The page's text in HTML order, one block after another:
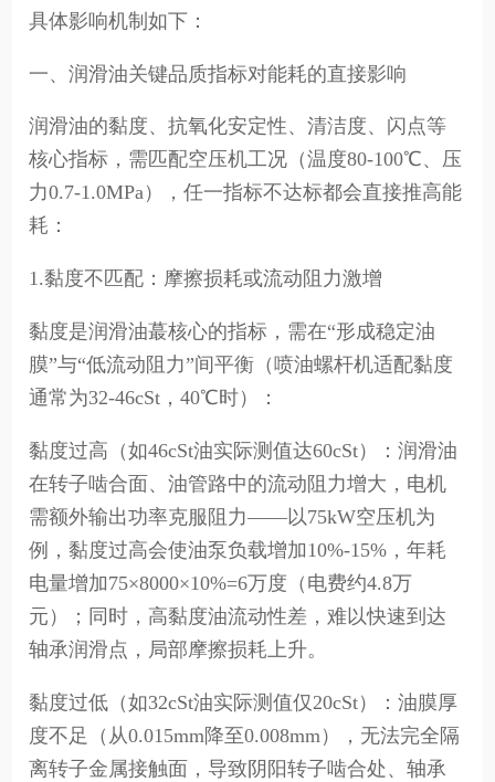
具体影响机制如下：
一、润滑油关键品质指标对能耗的直接影响
润滑油的黏度、抗氧化安定性、清洁度、闪点等
核心指标，需匹配空压机工况（温度80-100℃、压
力0.7-1.0MPa），任一指标不达标都会直接推高能
耗：
1.黏度不匹配：摩擦损耗或流动阻力激增
黏度是润滑油蕞核心的指标，需在“形成稳定油
膜”与“低流动阻力”间平衡（喷油螺杆机适配黏度
通常为32-46cSt，40℃时）：
黏度过高（如46cSt油实际测值达60cSt）：润滑油
在转子啮合面、油管路中的流动阻力增大，电机
需额外输出功率克服阻力——以75kW空压机为
例，黏度过高会使油泵负载增加10%-15%，年耗
电量增加75×8000×10%=6万度（电费约4.8万
元）；同时，高黏度油流动性差，难以快速到达
轴承润滑点，局部摩擦损耗上升。
黏度过低（如32cSt油实际测值仅20cSt）：油膜厚
度不足（从0.015mm降至0.008mm），无法完全隔
离转子金属接触面，导致阴阳转子啮合处、轴承